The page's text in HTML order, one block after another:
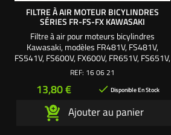
FILTRE À AIR MOTEUR BICYLINDRES
SÉRIES FR-FS-FX KAWASAKI
Filtre à air pour moteurs bicylindres
Kawasaki, modèles FR481V, FS481V,
FS541V, FS600V, FX600V, FR651V, FS651V,
FR691V, FS691V, FR730V, FS730V.
Hauteur hors manchon = 78 mm.
Hauteur avec manchon = 102 mm. Utilisez
la mousse 160721
REF: 16 06 21
Prix
13,80 €  Disponible En Stock
Ajouter au panier